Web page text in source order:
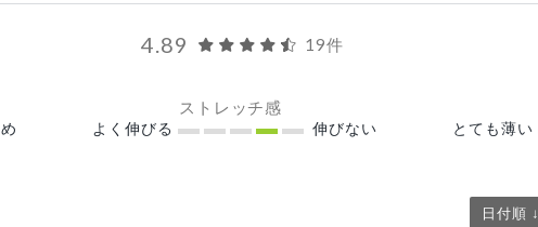
4.89 19件
ストレッチ感
よく伸びる 伸びない とても薄い
日付順 ↓